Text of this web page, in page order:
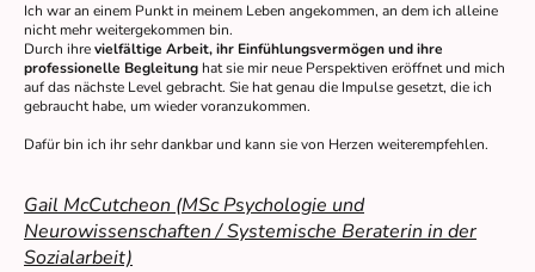
Ich war an einem Punkt in meinem Leben angekommen, an dem ich alleine
nicht mehr weitergekommen bin.
Durch ihrevielfältige Arbeit, ihr Einfühlungsvermögen und ihre
professionelle Begleitung hat sie mir neue Perspektiven eröffnet und mich
auf das nächste Level gebracht. Sie hat genau die Impulse gesetzt, die ich
gebraucht habe, um wieder voranzukommen.
Dafür bin ich ihr sehr dankbar und kann sie von Herzen weiterempfehlen.
Gail McCutcheon (MSc Psychologie und
Neurowissenschaften / Systemische Beraterin in der
Sozialarbeit)